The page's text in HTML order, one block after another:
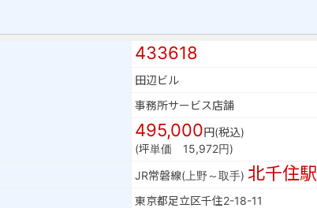
433618
田辺ビル
事務所サービス店舗
495,000円(税込)
(坪単価 15,972円)
JR常磐線(上野～取手) 北千住駅
東京都足立区千住2-18-11